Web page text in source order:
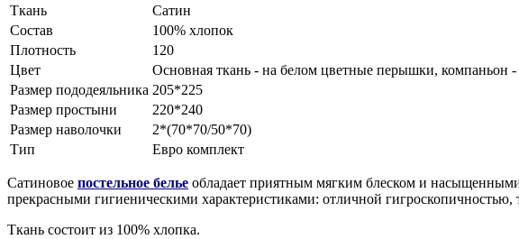
Ткань
Сатин
Состав
100% хлопок
Плотность
120
Цвет
Основная ткань - на белом цветные перышки, компаньон -
Размер пододеяльника 205*225
Размер простыни
220*240
Размер наволочки
2*(70*70/50*70)
Тип
Евро комплект
Сатиновое постельное белье обладает приятным мягким блеском и
прекрасными гигиеническими характеристиками: отличной
Ткань состоит из 100% хлопка.